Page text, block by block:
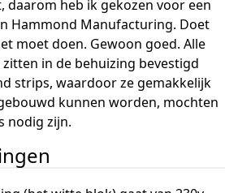
daarom heb ik gekozen voor een
Hammond Manufacturing. Doet
moet doen. Gewoon goed. Alle
in de behuizing bevestigd
strips, waardoor ze gemakkelijk
kunnen worden, mochten
nodig zijn.